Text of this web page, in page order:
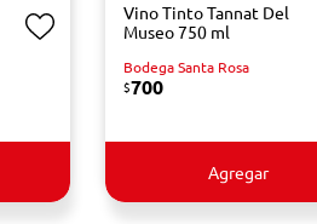
Vino Tinto Tannat Del
Museo 750 ml
Bodega Santa Rosa
$700
Agregar